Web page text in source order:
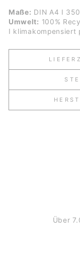
Maße: DIN A4 I
Umwelt: 100%
I klimakompensiert
Über